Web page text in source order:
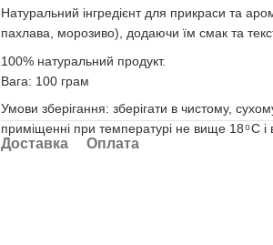
Натуральний інгредієнт для прикраси та
пахлава, морозиво), додаючи їм смак та
100% натуральний продукт.
Вага: 100 грам
Умови зберігання: зберігати в чистому,
приміщенні при температурі не вище 18 ͦ С і
Доставка Оплата